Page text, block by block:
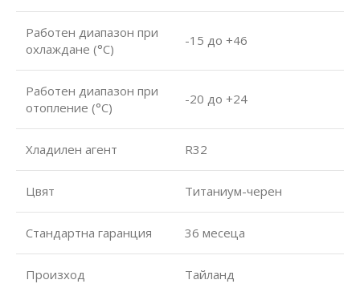
Работен диапазон при
охлаждане (°С)
-15 до +46
Работен диапазон при
отопление (°С)
-20 до +24
Хладилен агент R32
Цвят Титаниум-черен
Стандартна гаранция 36 месеца
Произход Тайланд